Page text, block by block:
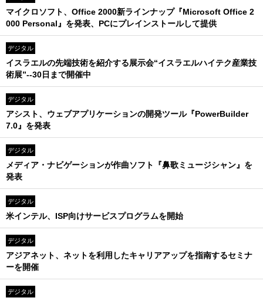
マイクロソフト、Office 2000新ラインナップ『Microsoft Office 2
000 Personal』を発表、PCにプレインストールして提供
デジタル
イスラエルの先端技術を紹介する展示会“イスラエルハイテク産業技
術展”--30日まで開催中
デジタル
アシスト、ウェブアプリケーションの開発ツール『PowerBuilder
7.0』を発表
デジタル
メディア・ナビゲーションが作曲ソフト『鼻歌ミュージシャン』を
発表
デジタル
米インテル、ISP向けサービスプログラムを開始
デジタル
アジアネット、ネットを利用したキャリアアップを指南するセミナ
ーを開催
デジタル